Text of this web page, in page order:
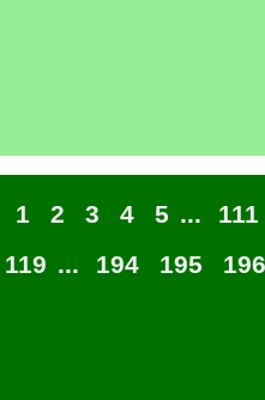
1 2 3 4 5 ...
111
119 ... 194 195
196